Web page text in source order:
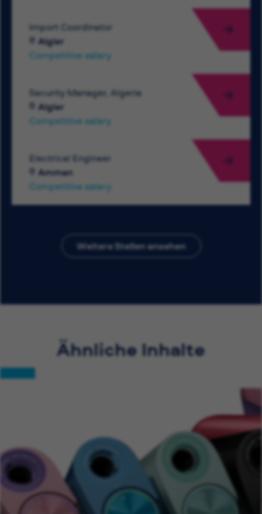
Import Coordinator
Algier
Competitive salary
Security Manager, Algeria
Algier
Competitive salary
Electrical Engineer
Amman
Competitive salary
Weitere Stellen ansehen
Ähnliche Inhalte